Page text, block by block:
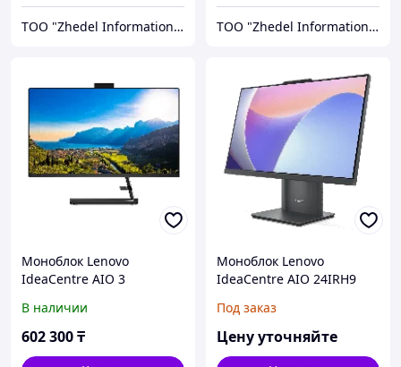
ТОО "Zhedel Information Systems" ТОО "Zhedel Information Systems"
Моноблок Lenovo
IdeaCentre AIO 3
В наличии
602 300₸
Моноблок Lenovo
IdeaCentre AIO 24IRH9
Под заказ
Цену уточняйте